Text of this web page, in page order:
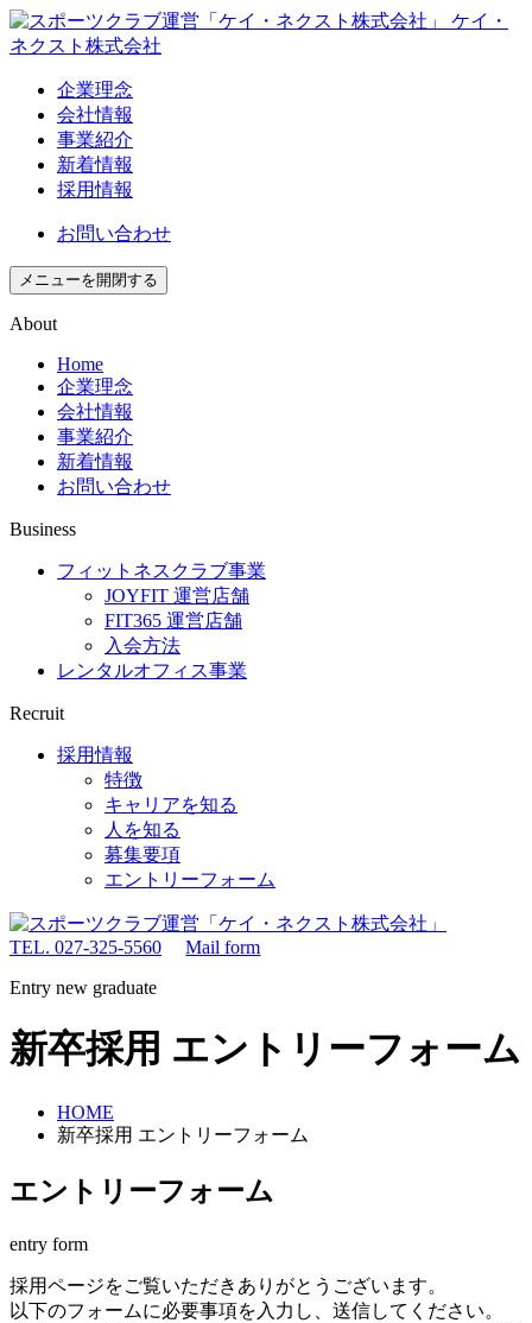
企業理念
会社情報
事業紹介
新着情報
採用情報
お問い合わせ
メニューを開閉する
About
Home
企業理念
会社情報
事業紹介
新着情報
お問い合わせ
Business
フィットネスクラブ事業
JOYFIT 運営店舗
FIT365 運営店舗
入会方法
レンタルオフィス事業
Recruit
採用情報
特徴
キャリアを知る
人を知る
募集要項
エントリーフォーム
TEL. 027-325-5560
Mail form
Entry new graduate
新卒採用 エントリーフォーム
HOME
新卒採用 エントリーフォーム
エントリーフォーム
entry form
採用ページをご覧いただきありがとうございます。
以下のフォームに必要事項を入力し、送信してください。